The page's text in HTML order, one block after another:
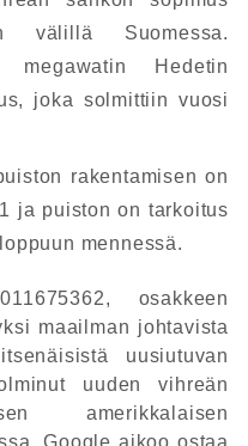
välillä Suomessa.
Hedetin
joka solmittiin vuosi
rakentamisen on
ja puiston on tarkoitus
mennessä.
osakkeen
maailman johtavista
uusiutuvan
uuden vihreän
amerikkalaisen
Google aikoo ostaa